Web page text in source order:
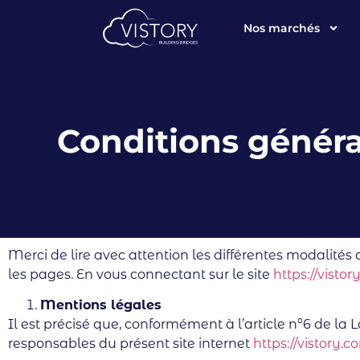
Nos marchés
Conditions
Merci de lire avec attention les différentes modalités
les pages. En vous connectant sur le site https://
Mentions légales
Il est précisé que, conformément à l’article n°6 de la
responsables du présent site internet https://